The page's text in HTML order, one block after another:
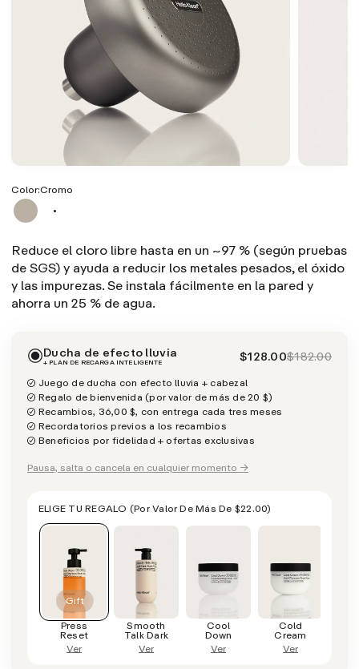
Color:Cromo
Reduce el cloro libre hasta en un ~97 % (según pruebas
de SGS) y ayuda a reducir los metales pesados, el óxido
y las impurezas. Se instala fácilmente en la pared y
ahorra un 25 % de agua.
Ducha de efecto lluvia
+ PLAN DE RECARGA INTELIGENTE $128.00$182.00
Juego de ducha con efecto lluvia + cabezal
Regalo de bienvenida (por valor de más de 20 $)
Recambios, 36,00 $, con entrega cada tres meses
Recordatorios previos a los recambios
Beneficios por fidelidad + ofertas exclusivas
Pausa, salta o cancela en cualquier momento →
ELIGE TU REGALO (por Valor De Más De $22.00)
Press
Reset
Ver
Smooth
Talk Dark
Ver
Cool
Down
Ver
Cold
Cream
Ver